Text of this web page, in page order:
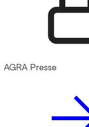
AGRA Presse